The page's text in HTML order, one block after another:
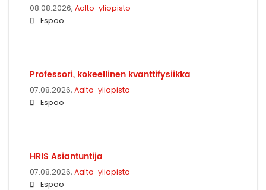
08.08.2026, Aalto-yliopisto
Espoo
Pro­fes­so­ri, ko­keel­li­nen kvant­ti­fy­siik­ka
07.08.2026, Aalto-yliopisto
Espoo
HRIS Asian­tun­ti­ja
07.08.2026, Aalto-yliopisto
Espoo